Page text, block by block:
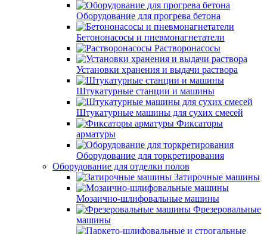
Оборудование для прогрева бетона
Бетононасосы и пневмонагнетатели
Растворонасосы
Установки хранения и выдачи раствора
Штукатурные станции и машины
Штукатурные машины для сухих смесей
Фиксаторы
арматуры
Оборудование для торкретирования
Оборудование для отделки полов
Затирочные машины
Мозаично-шлифовальные машины
Фрезеровальные
машины